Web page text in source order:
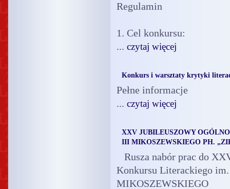
Regulamin
1. Cel konkursu:
... czytaj więcej
Konkurs i warsztaty krytyki
Pełne informacje
... czytaj więcej
XXV JUBILEUSZOWY
III MIKOSZEWSKIEGO PH.
Rusza nabór prac do
Konkursu Literackiego
MIKOSZEWSKIEGO